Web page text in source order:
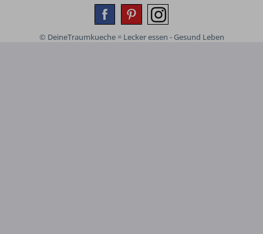
© DeineTraumkueche = Lecker essen - Gesund Leben